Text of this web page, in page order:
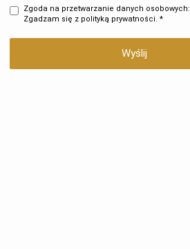
Zgoda na przetwarzanie danych osobowych:
Zgadzam się z polityką prywatności. *